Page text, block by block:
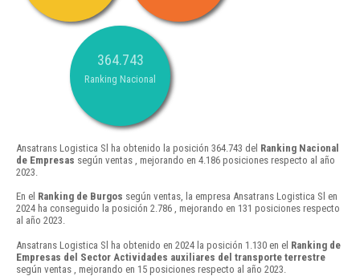
364.743
Ranking Nacional
Ansatrans Logistica Sl ha obtenido la posición 364.743 del Ranking Nacional
de Empresas según ventas , mejorando en 4.186 posiciones respecto al año
2023.
En el Ranking de Burgos según ventas, la empresa Ansatrans Logistica Sl en
2024 ha conseguido la posición 2.786 , mejorando en 131 posiciones respecto
al año 2023.
Ansatrans Logistica Sl ha obtenido en 2024 la posición 1.130 en el Ranking de
Empresas del Sector Actividades auxiliares del transporte terrestre
según ventas , mejorando en 15 posiciones respecto al año 2023.